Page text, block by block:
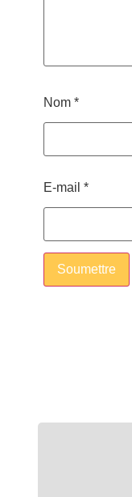
Nom *
E-mail *